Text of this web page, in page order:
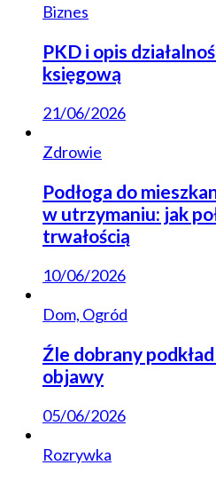
Biznes
PKD i opis
księgową
21/06/2026
Zdrowie
Podłoga do
w utrzymaniu: jak
trwałością
10/06/2026
Dom, Ogród
Źle dobrany
objawy
05/06/2026
Rozrywka